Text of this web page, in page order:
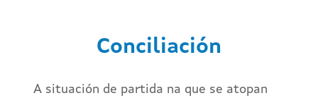
Conciliación
A situación de partida na que se atopan